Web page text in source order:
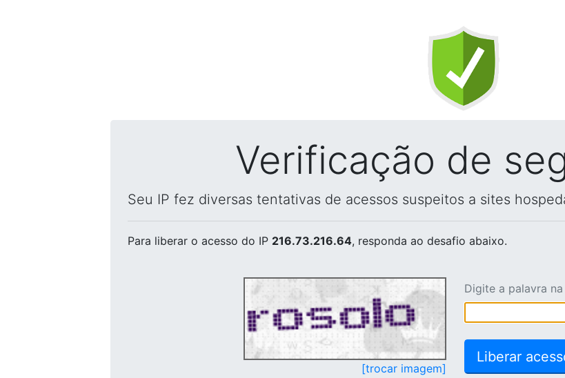
Verificação de
Seu IP fez diversas tentativas de acessos suspeitos a sites
Para liberar o acesso do IP 216.73.216.64, responda ao desafio abaixo.
[trocar imagem]
Digite a palavra